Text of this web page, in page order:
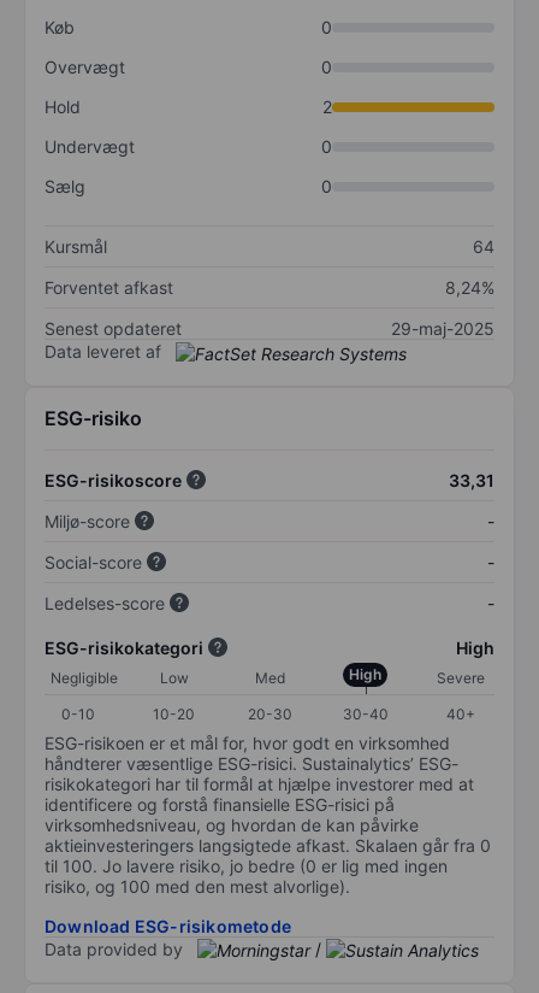
Køb
0
Overvægt
0
Hold
2
Undervægt
0
Sælg
0
Kursmål
64
Forventet afkast
8,24%
Senest opdateret
29-maj-2025
Data leveret af
ESG-risiko
ESG-risikoscore
33,31
Miljø-score
-
Social-score
-
Ledelses-score
-
ESG-risikokategori High
Negligible Low Med High
Severe
0-10
10-20 20-30 30-40 40+
ESG-risikoen er et mål for, hvor godt en virksomhed
håndterer væsentlige ESG-risici. Sustainalytics’ ESG-
risikokategori har til formål at hjælpe investorer med at
identificere og forstå finansielle ESG-risici på
virksomhedsniveau, og hvordan de kan påvirke
aktieinvesteringers langsigtede afkast. Skalaen går fra 0
til 100. Jo lavere risiko, jo bedre (0 er lig med ingen
risiko, og 100 med den mest alvorlige).
Download ESG-risikometode
Data provided by
/